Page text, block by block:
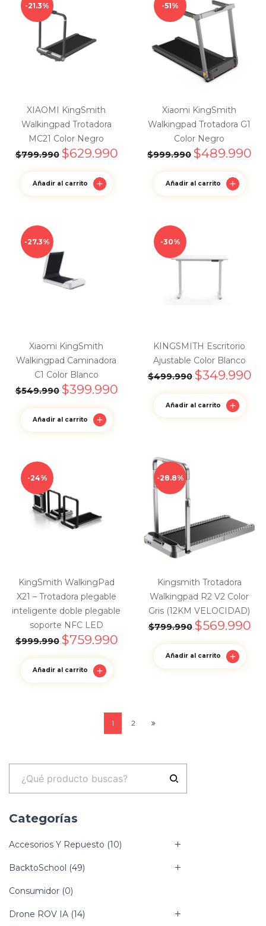
21.3%
XIAOMI KingSmith
Walkingpad Trotadora
MC21 Color Negro
$799.990 $629.990
Añadir al carrito
51%
Xiaomi KingSmith
Walkingpad Trotadora G1
Color Negro
$999.990 $489.990
Añadir al carrito
27.3%
Xiaomi KingSmith
Walkingpad Caminadora
C1 Color Blanco
$549.990 $399.990
Añadir al carrito
30%
KINGSMITH Escritorio
Ajustable Color Blanco
$499.990 $349.990
Añadir al carrito
24%
KingSmith WalkingPad
X21 – Trotadora plegable
inteligente doble plegable
soporte NFC LED
$999.990 $759.990
Añadir al carrito
28.8%
Kingsmith Trotadora
Walkingpad R2 V2 Color
Gris (12KM VELOCIDAD)
$799.990 $569.990
Añadir al carrito
1 2
Categorías
Accesorios Y Repuesto (10)
BacktoSchool (49)
Consumidor (0)
Drone ROV IA (14)